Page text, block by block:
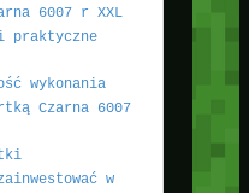
6007 r XXL
praktyczne
wykonania
Czarna 6007
w